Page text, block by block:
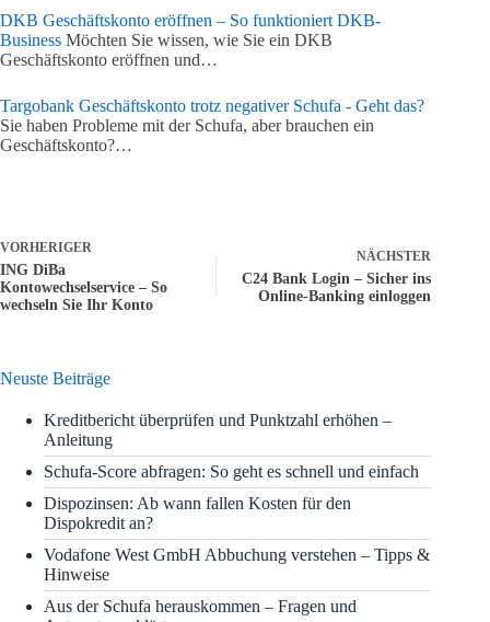
DKB Geschäftskonto eröffnen – So funktioniert DKB-
Business Möchten Sie wissen, wie Sie ein DKB
Geschäftskonto eröffnen und…
Targobank Geschäftskonto trotz negativer Schufa - Geht das?
Sie haben Probleme mit der Schufa, aber brauchen ein
Geschäftskonto?…
VORHERIGER
ING DiBa
Kontowechselservice – So
wechseln Sie Ihr Konto
NÄCHSTER
C24 Bank Login – Sicher ins
Online-Banking einloggen
Neuste Beiträge
Kreditbericht überprüfen und Punktzahl erhöhen –
Anleitung
Schufa-Score abfragen: So geht es schnell und einfach
Dispozinsen: Ab wann fallen Kosten für den
Dispokredit an?
Vodafone West GmbH Abbuchung verstehen – Tipps &
Hinweise
Aus der Schufa herauskommen – Fragen und